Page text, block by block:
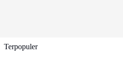
Terpopuler